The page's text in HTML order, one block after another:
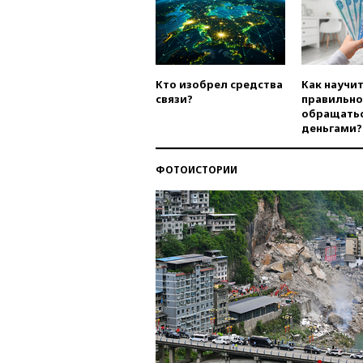
Кто изобрел средства
связи?
Как
правильно
деньгами?
ФОТОИСТОРИИ